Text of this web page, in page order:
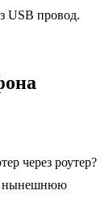
USB провод.
через роутер?
нынешнюю